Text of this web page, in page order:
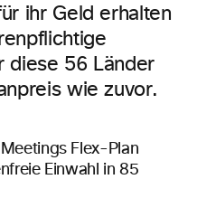
ihr Geld erhalten
diese 56 Länder
wie zuvor.
Flex-Plan
Einwahl in 85